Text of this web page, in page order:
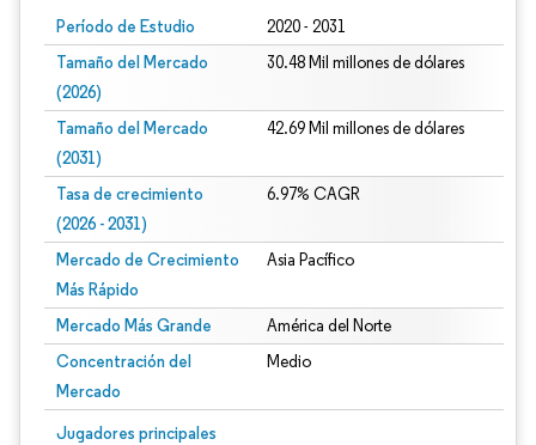
Período de Estudio 2020 - 2031
Tamaño del Mercado
(2026)
30.48 Mil millones de dólares
Tamaño del Mercado
(2031)
42.69 Mil millones de dólares
Tasa de crecimiento
(2026 - 2031)
6.97% CAGR
Mercado de Crecimiento
Más Rápido
Asia Pacífico
Mercado Más Grande América del Norte
Concentración del
Mercado
Medio
Jugadores principales
Imagen © Mordor Intelligence. El uso requiere atribución según CC BY 4.0.